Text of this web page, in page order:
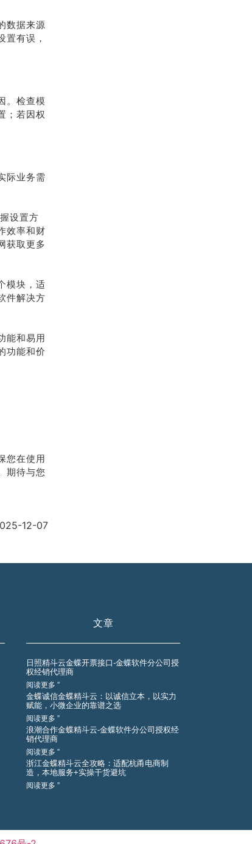
数据来源
置有误，
。检查模
；若因权
际业务需
设置方
效率和财
获取更多
模块，适
件解决方
能和易用
功能和价
您在使用
期待与您
12-07
文章
日照精斗云金蝶开票接口-金蝶软件分公司授
权经销代理商
阅读更多 ”
金蝶诚信金蝶精斗云：以诚信立本，以实力
赋能，小微企业的靠谱之选
阅读更多 ”
浪潮合作金蝶精斗云-金蝶软件分公司授权经
销代理商
阅读更多 ”
浙江金蝶精斗云全攻略：适配杭甬电商制
造，本地服务+实操干货避坑
阅读更多 ”